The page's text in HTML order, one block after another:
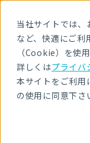
当社サイトでは、
など、快適にご利
（Cookie）を使
詳しくはプライバ
本サイトをご利用
の使用に同意下さ
HOME
NRIセキュア ブ
【徹底解説】IoTセキュ